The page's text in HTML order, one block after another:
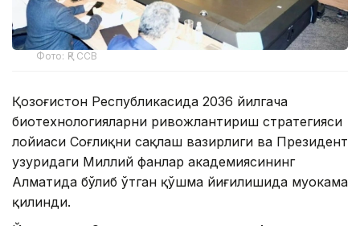
Фото: ҚР ССВ
Қозоғистон Республикасида 2036 йилгача
биотехнологияларни ривожлантириш стратегияси
лойиҳаси Соғлиқни сақлаш вазирлиги ва Президент
ҳузуридаги Миллий фанлар академиясининг
Алматида бўлиб ўтган қўшма йиғилишида муҳокама
қилинди.